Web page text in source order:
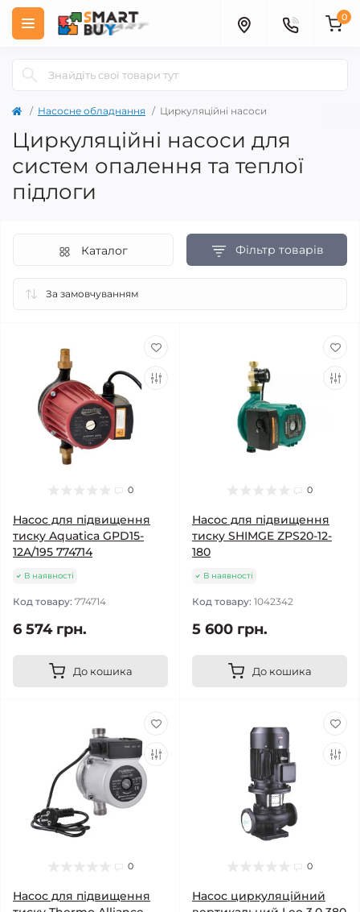
0
Насосне обладнання Циркуляційні насоси
Циркуляційні насоси для
систем опалення та теплої
підлоги
Фільтр товарів
Каталог
0
Насос для підвищення
тиску Aquatica GPD15-
12A/195 774714
В наявності
Код товару: 774714
6 574 грн.
До кошика
0
Насос для підвищення
тиску SHIMGE ZPS20-12-
180
В наявності
Код товару: 1042342
5 600 грн.
До кошика
0
Насос для підвищення
0
Насос циркуляційний